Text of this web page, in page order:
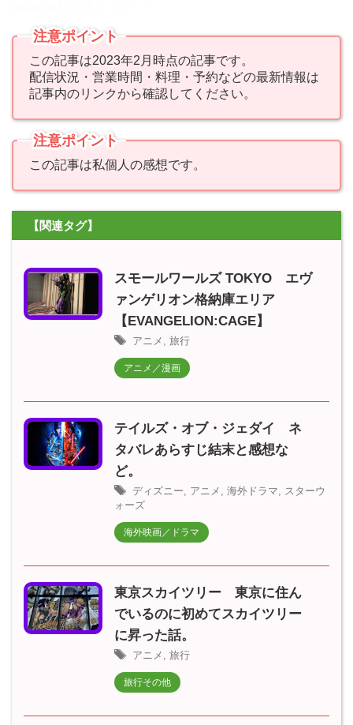
注意ポイント
この記事は2023年2月時点の記事です。
配信状況・営業時間・料理・予約などの最新情報は
記事内のリンクから確認してください。
注意ポイント
この記事は私個人の感想です。
【関連タグ】
スモールワールズ TOKYO エヴ
ァンゲリオン格納庫エリア
【EVANGELION:CAGE】
アニメ , 旅行
アニメ／漫画
テイルズ・オブ・ジェダイ ネ
タバレあらすじ結末と感想な
ど。
ディズニー, アニメ , 海外ドラマ, スターウ
ォーズ
海外映画／ドラマ
東京スカイツリー 東京に住ん
でいるのに初めてスカイツリー
に昇った話。
アニメ , 旅行
旅行その他